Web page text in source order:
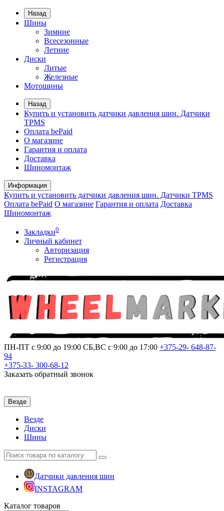
Назад
Шины
Зимние
Всесезонные
Летние
Диски
Литые
Железные
Мотошины
Назад
Купить и установить датчики давления шин. Датчики
TPMS
Оплата bePaid
О магазине
Гарантия и оплата
Доставка
Шиномонтаж
Информация
Купить и установить датчики давления шин. Датчики TPMS
Оплата bePaid О магазине Гарантия и оплата Доставка
Шиномонтаж
Закладки0
Личный кабинет
Авторизация
Регистрация
ПН-ПТ с 9:00 до 19:00 СБ,ВС с 9:00 до 17:00 +375-29- 648-87-
94
+375-33- 300-68-12
Заказать обратный звонок
Везде
Везде
Диски
Шины
Датчики давления шин
INSTAGRAM
Каталог товаров